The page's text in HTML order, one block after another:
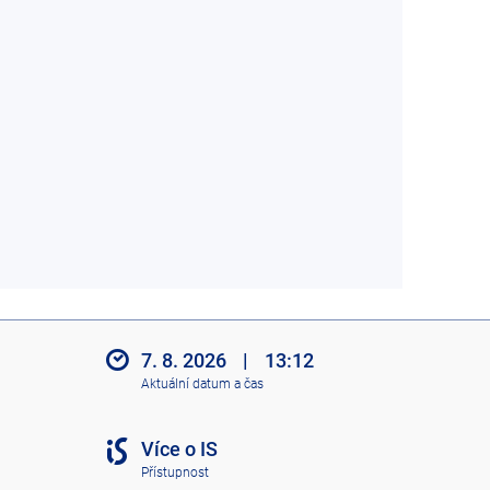
7. 8. 2026 | 13:12
Aktuální datum a čas
Více o IS
Přístupnost